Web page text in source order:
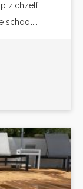
zichzelf